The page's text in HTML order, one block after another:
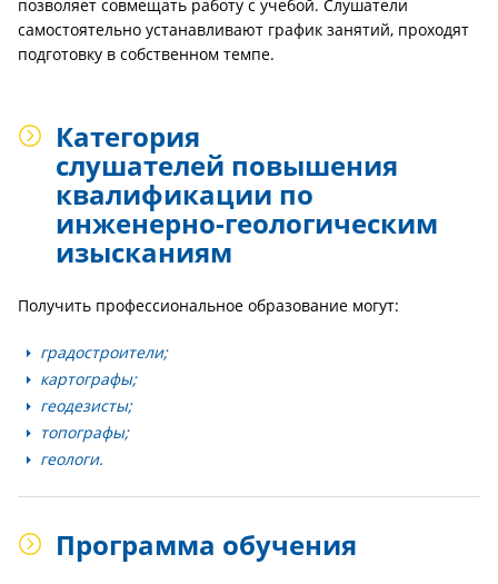
позволяет совмещать работу с учебой. Слушатели
самостоятельно устанавливают график занятий, проходят
подготовку в собственном темпе.
Категория
слушателей повышения
квалификации по
инженерно-геологическим
изысканиям
Получить профессиональное образование могут:
градостроители;
картографы;
геодезисты;
топографы;
геологи.
Программа обучения